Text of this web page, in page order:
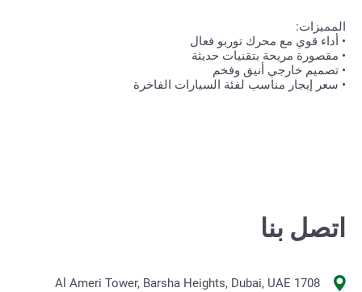
المميزات:
• أداء قوي مع محرك توربو فعال
• مقصورة مريحة بتقنيات حديثة
• تصميم خارجي أنيق وفخم
• سعر إيجار مناسب لفئة السيارات الفاخرة
اتصل بنا
1708 Al Ameri Tower, Barsha Heights, Dubai, UAE